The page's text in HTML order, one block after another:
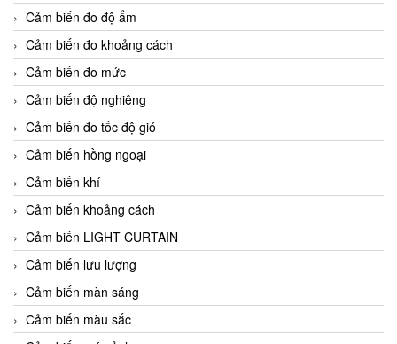
Cảm biến đo độ ẩm
Cảm biến đo khoảng cách
Cảm biến đo mức
Cảm biến độ nghiêng
Cảm biến đo tốc độ gió
Cảm biến hồng ngoại
Cảm biến khí
Cảm biến khoảng cách
Cảm biến LIGHT CURTAIN
Cảm biến lưu lượng
Cảm biến màn sáng
Cảm biến màu sắc